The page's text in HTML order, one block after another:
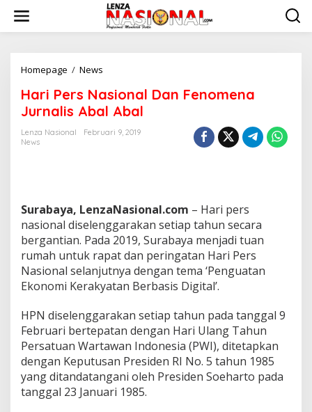
w
Homepage / News
r
i
P
e
i
o
n
a
l
D
a
n
e
n
o
m
n
a
Hari Pers Nasional Dan Fenomena
Jurnalis Abal Abal
Lenza Nasional
Februari 9, 2019
News
Surabaya, LenzaNasional.com – Hari pers
nasional diselenggarakan setiap tahun secara
bergantian. Pada 2019, Surabaya menjadi tuan
rumah untuk rapat dan peringatan Hari Pers
Nasional selanjutnya dengan tema ‘Penguatan
Ekonomi Kerakyatan Berbasis Digital’.
HPN diselenggarakan setiap tahun pada tanggal 9
Februari bertepatan dengan Hari Ulang Tahun
Persatuan Wartawan Indonesia (PWI), ditetapkan
dengan Keputusan Presiden RI No. 5 tahun 1985
yang ditandatangani oleh Presiden Soeharto pada
tanggal 23 Januari 1985.